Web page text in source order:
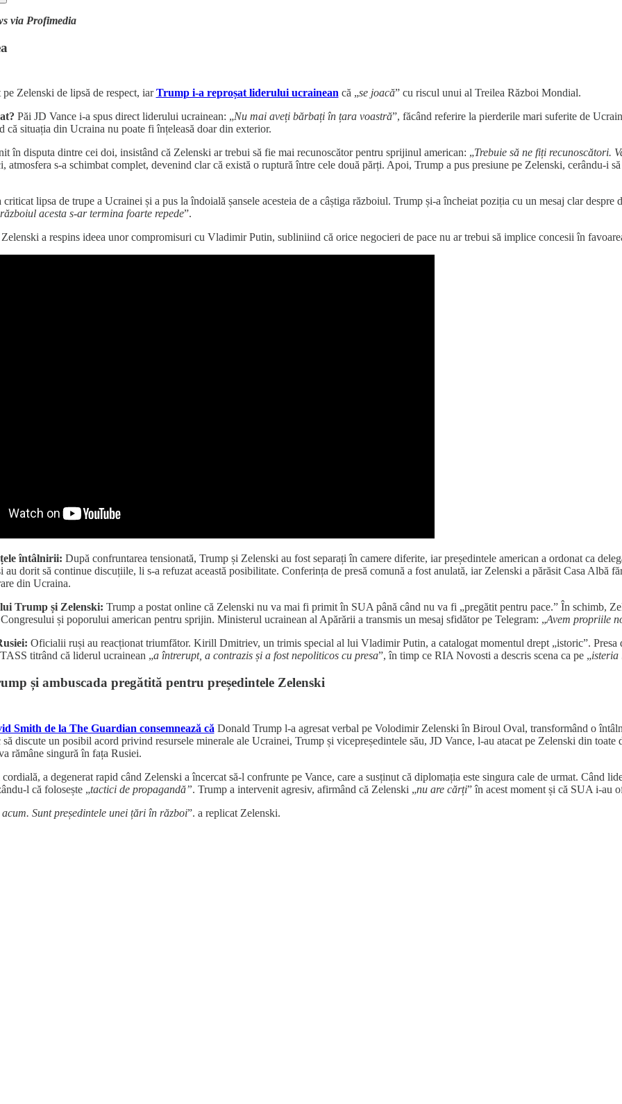
via Profimedia
pe Zelenski de lipsă de respect, iarTrump i-a reproșat liderului ucrainean că „se joacă” cu riscul unui al Treilea Război Mondial.
Păi JD Vance i-a spus direct liderului ucrainean: „Nu mai aveți bărbați în țara voastră”, făcând referire la pierderile mari suferite de
că situația din Ucraina nu poate fi înțeleasă doar din exterior.
în disputa dintre cei doi, insistând că Zelenski ar trebui să fie mai recunoscător pentru sprijinul american: „Trebuie să ne fiți recunoscători.
atmosfera s-a schimbat complet, devenind clar că există o ruptură între cele două părți. Apoi, Trump a pus presiune pe Zelenski, cerându-i să
lipsa de trupe a Ucrainei și a pus la îndoială șansele acesteia de a câștiga războiul. Trump și-a încheiat poziția cu un mesaj clar
acesta s-ar termina foarte repede”.
Zelenski a respins ideea unor compromisuri cu Vladimir Putin, subliniind că orice negocieri de pace nu ar trebui să implice concesii în
întâlnirii: După confruntarea tensionată, Trump și Zelenski au fost separați în camere diferite, iar președintele american a ordonat ca
au dorit să continue discuțiile, li s-a refuzat această posibilitate. Conferința de presă comună a fost anulată, iar Zelenski a părăsit Casa Albă
din Ucraina.
Trump și Zelenski: Trump a postat online că Zelenski nu va mai fi primit în SUA până când nu va fi „pregătit pentru pace.” În schimb,
și poporului american pentru sprijin. Ministerul ucrainean al Apărării a transmis un mesaj sfidător pe Telegram: „Avem propriile
Oficialii ruși au reacționat triumfător. Kirill Dmitriev, un trimis special al lui Vladimir Putin, a catalogat momentul drept „istoric”. Presa
titrând că liderul ucrainean „a întrerupt, a contrazis și a fost nepoliticos cu presa”, în timp ce RIA Novosti a descris scena ca pe „isteria
și ambuscada pregătită pentru președintele Zelenski
Smith de la The Guardian consemnează că Donald Trump l-a agresat verbal pe Volodimir Zelenski în Biroul Oval, transformând o
discute un posibil acord privind resursele minerale ale Ucrainei, Trump și vicepreședintele său, JD Vance, l-au atacat pe Zelenski din
rămâne singură în fața Rusiei.
a degenerat rapid când Zelenski a încercat să-l confrunte pe Vance, care a susținut că diplomația este singura cale de urmat. Când
l că folosește „tactici de propagandă”. Trump a intervenit agresiv, afirmând că Zelenski „nu are cărți” în acest moment și că SUA i-au
Sunt președintele unei țări în război”. a replicat Zelenski.